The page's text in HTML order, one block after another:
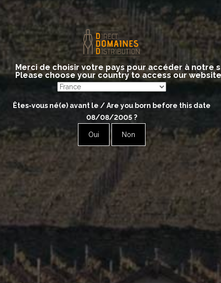
GENET Michel
GUY Michel
LAHERTE Frères
LARMANDIER-BERNIER
MAILLART Nicolas
MAILLY
MARGUET
MOREAU Arnaud
NOMINE-RENARD
POUILLON
REDEMPTEUR
TAILLET Eric
Les autres régions
Merci de choisir votre pays pour accéder à notre
Please choose your country to access our website
Êtes-vous né(e) avant le / Are you born before this date
08/08/2005?
Oui Non